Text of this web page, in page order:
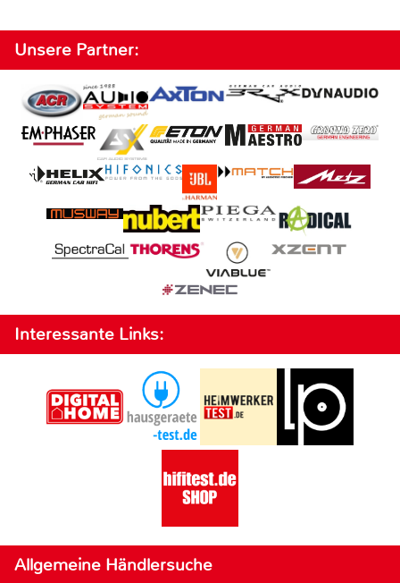
Unsere Partner:
Interessante Links:
Allgemeine Händlersuche